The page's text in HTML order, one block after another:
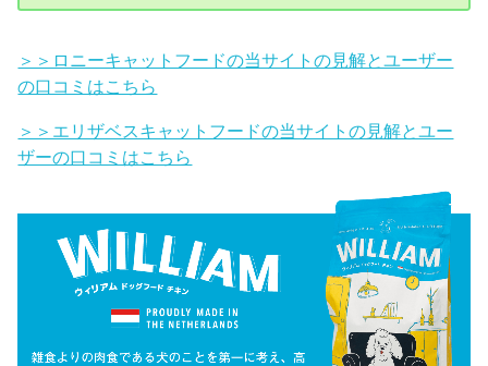
＞＞ロニーキャットフードの当サイトの見解とユーザー
の口コミはこちら
＞＞エリザベスキャットフードの当サイトの見解とユー
ザーの口コミはこちら